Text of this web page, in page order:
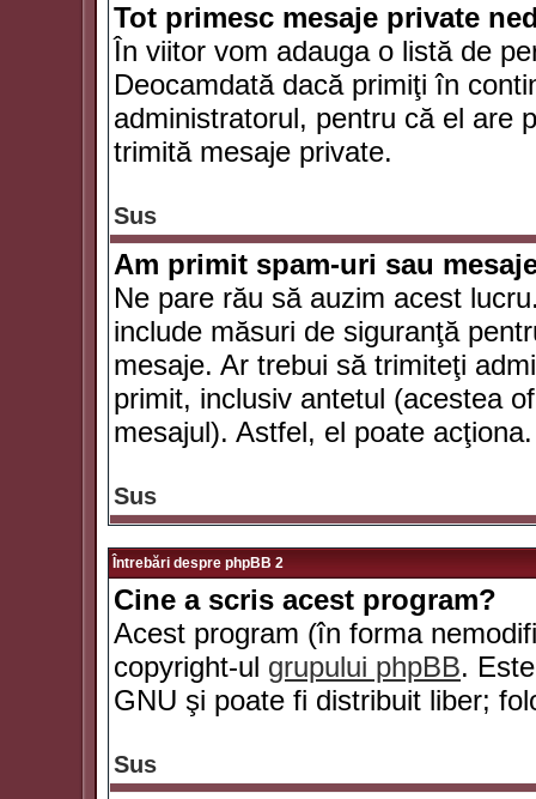
Tot primesc mesaje private
În viitor vom adauga o listă de
Deocamdată dacă primiţi în
administratorul, pentru că el are
trimită mesaje private.
Sus
Am primit spam-uri sau
Ne pare rău să auzim acest
include măsuri de siguranţă
mesaje. Ar trebui să trimiteţi
primit, inclusiv antetul (acestea
mesajul). Astfel, el poate acţiona.
Sus
Întrebări despre phpBB 2
Cine a scris acest program?
Acest program (în forma
copyright-ul grupului phpBB.
GNU şi poate fi distribuit liber;
Sus